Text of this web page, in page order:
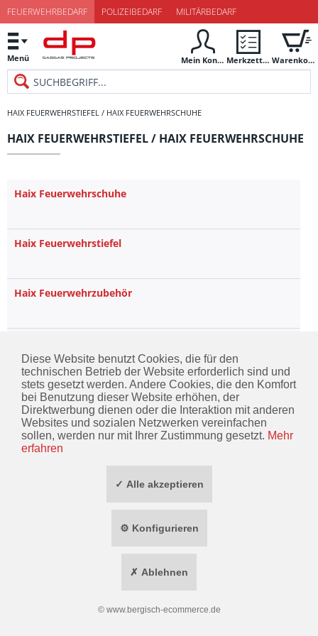
FEUERWEHRBEDARF POLIZEIBEDARF MILITÄRBEDARF
Menü Mein Konto Merkzettel Warenkorb
HAIX FEUERWEHRSTIEFEL / HAIX FEUERWEHRSCHUHE
HAIX FEUERWEHRSTIEFEL / HAIX FEUERWEHRSCHUHE
Haix Feuerwehrschuhe
Haix Feuerwehrstiefel
Haix Feuerwehrzubehör
KONTAKT
INFORMATIONEN
* ALLE PREISE INKL. GESETZL. MEHRWERTSTEUER ZZGL.
Diese Website benutzt Cookies, die für den
technischen Betrieb der Website erforderlich sind und
stets gesetzt werden. Andere Cookies, die den Komfort
bei Benutzung dieser Website erhöhen, der
Direktwerbung dienen oder die Interaktion mit anderen
Websites und sozialen Netzwerken vereinfachen
sollen, werden nur mit Ihrer Zustimmung gesetzt. Mehr
erfahren
✓ Alle akzeptieren
⚙ Konfigurieren
✗ Ablehnen
© www.bergisch-ecommerce.de